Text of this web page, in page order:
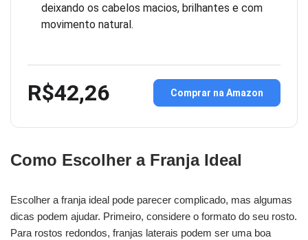
deixando os cabelos macios, brilhantes e com
movimento natural.
R$42,26 Comprar na Amazon
Como Escolher a Franja Ideal
Escolher a franja ideal pode parecer complicado, mas algumas
dicas podem ajudar. Primeiro, considere o formato do seu rosto.
Para rostos redondos, franjas laterais podem ser uma boa